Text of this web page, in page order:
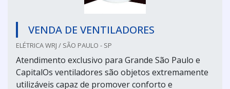
VENDA DE VENTILADORES
ELÉTRICA WRJ / SÃO PAULO - SP
Atendimento exclusivo para Grande São Paulo e
CapitalOs ventiladores são objetos extremamente
utilizáveis capaz de promover conforto e